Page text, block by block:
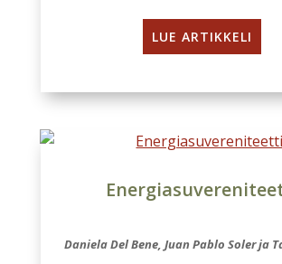
LUE ARTIKKELI
Daniela Del Bene, Juan Pablo Soler ja